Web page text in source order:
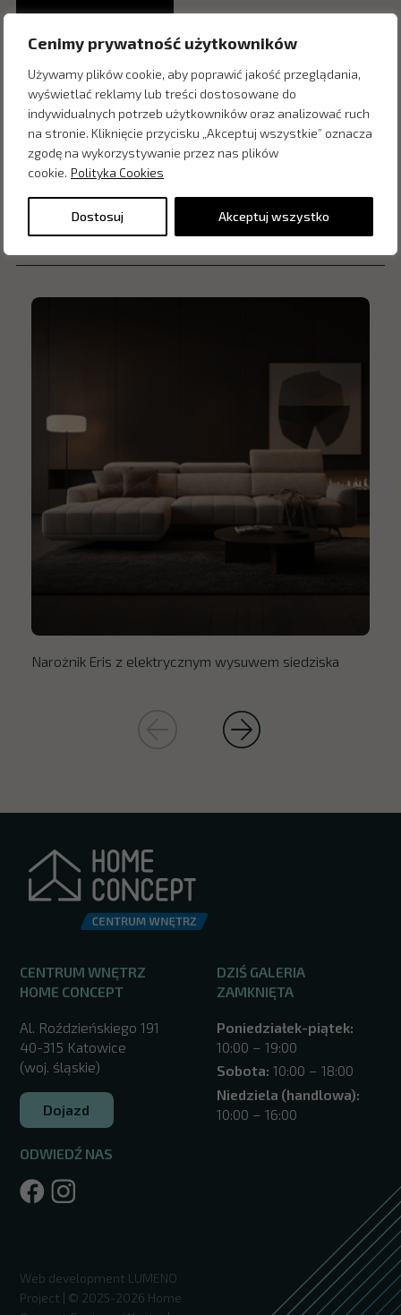
Cenimy prywatność użytkowników
Używamy plików cookie, aby poprawić jakość przeglądania,
wyświetlać reklamy lub treści dostosowane do
indywidualnych potrzeb użytkowników oraz analizować ruch
na stronie. Kliknięcie przycisku „Akceptuj wszystkie” oznacza
zgodę na wykorzystywanie przez nas plików
cookie. Polityka Cookies
Dostosuj Akceptuj wszystko
Inne produkty z kategorii
Narożnik Eris z elektrycznym wysuwem siedziska
CENTRUM WNĘTRZ
HOME CONCEPT
Al. Roździeńskiego 191
40-315 Katowice
(woj. śląskie)
Dojazd
ODWIEDŹ NAS
DZIŚ GALERIA
ZAMKNIĘTA
Poniedziałek-piątek:
10:00 – 19:00
Sobota: 10:00 – 18:00
Niedziela (handlowa):
10:00 – 16:00
Web development LUMENO
Project | © 2025-2026 Home